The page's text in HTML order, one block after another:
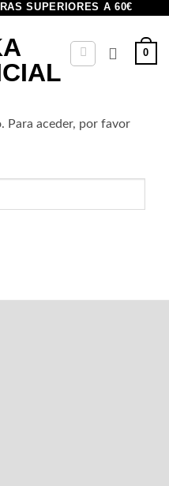
SUPERIORES A 60€
0
Para aceder, por favor